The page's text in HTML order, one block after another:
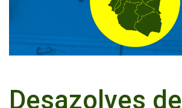
Desazolves de